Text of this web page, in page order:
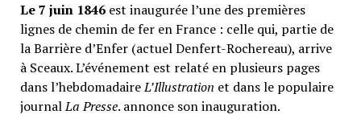
Le 7 juin 1846est inaugurée l’une des premières
lignes de chemin de fer en France : celle qui, partie de
la Barrière d’Enfer (actuel Denfert-Rochereau), arrive
à Sceaux. L’événement est relaté en plusieurs pages
dans l’hebdomadaireL’Illustration et dans le populaire
journalLa Presse. annonce son inauguration.